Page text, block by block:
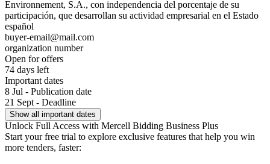
Environnement, S.A., con independencia del porcentaje de su
participación, que desarrollan su actividad empresarial en el Estado
español
buyer-email@mail.com
organization number
Open for offers
74 days left
Important dates
8 Jul - Publication date
21 Sept - Deadline
Show all important dates
Unlock Full Access with Mercell Bidding Business Plus
Start your free trial to explore exclusive features that help you win
more tenders, faster: